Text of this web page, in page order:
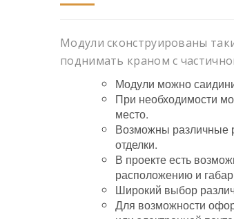
Модули сконструированы
поднимать краном с
Модули можно
При необходимости
место.
Возможны различные
отделки.
В проекте есть
расположению и
Широкий выбор
Для возможности